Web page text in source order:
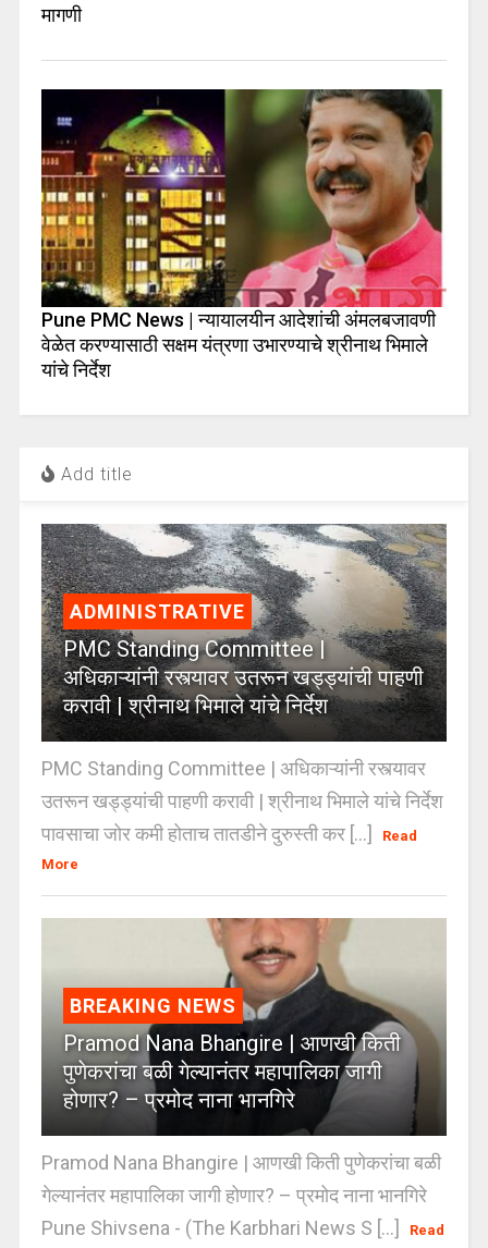
मागणी
Pune PMC News | न्यायालयीन आदेशांची अंमलबजावणी
वेळेत करण्यासाठी सक्षम यंत्रणा उभारण्याचे श्रीनाथ भिमाले
यांचे निर्देश
Add title
ADMINISTRATIVE
PMC Standing Committee |
अधिकाऱ्यांनी रस्त्यावर उतरून खड्ड्यांची पाहणी
करावी | श्रीनाथ भिमाले यांचे निर्देश
PMC Standing Committee | अधिकाऱ्यांनी रस्त्यावर
उतरून खड्ड्यांची पाहणी करावी | श्रीनाथ भिमाले यांचे निर्देश
पावसाचा जोर कमी होताच तातडीने दुरुस्ती कर [...]
Read
More
BREAKING NEWS
Pramod Nana Bhangire | आणखी किती
पुणेकरांचा बळी गेल्यानंतर महापालिका जागी
होणार? – प्रमोद नाना भानगिरे
Pramod Nana Bhangire | आणखी किती पुणेकरांचा बळी
गेल्यानंतर महापालिका जागी होणार? – प्रमोद नाना भानगिरे
Pune Shivsena - (The Karbhari News S [...]
Read